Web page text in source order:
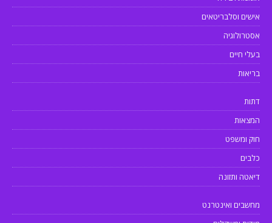
אישים וסלבריטאים
אסטרולוגיה
בעלי חיים
בריאות
דתות
המצאות
חוק ומשפט
כלבים
דיאטה ותזונה
מחשבים ואינטרנט